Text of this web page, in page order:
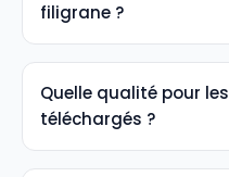
filigrane ?
Oui ! Notre
Shorts sans
ajoutés à la vidéo.
Quelle qualité pour
téléchargés ?
Nous téléchargeons